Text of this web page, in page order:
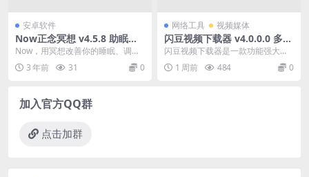
安卓软件
Now正念冥想 v4.5.8 助眠减
压冥想之声，解锁会员版
Now，用冥想改善你的睡眠、调节
情绪、缓解焦虑与压力，获得全新
的生活幸福感。结合...
3 年前 31 0
网络工具 视频媒体
闪豆视频下载器 v4.0.0.0 多平
台视频批量下载器2026.7.29
闪豆视频下载器是一款功能强大的
多平台视频批量下载工具。它支持
解析多个视频网站，并...
1 周前 484 0
加入官方QQ群
点击加群